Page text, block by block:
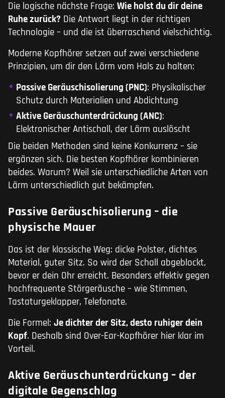
Die logische nächste Frage: Wie holst du dir deine
Ruhe zurück? Die Antwort liegt in der richtigen
Technologie – und die ist überraschend vielschichtig.
Moderne Kopfhörer setzen auf zwei verschiedene
Prinzipien, um dir den Lärm vom Hals zu halten:
Passive Geräuschisolierung (PNC): Physikalischer
Schutz durch Materialien und Abdichtung
Aktive Geräuschunterdrückung (ANC):
Elektronischer Antischall, der Lärm auslöscht
Die beiden Methoden sind keine Konkurrenz – sie
ergänzen sich. Die besten Kopfhörer kombinieren
beides. Warum? Weil sie unterschiedliche Arten von
Lärm unterschiedlich gut bekämpfen.
Passive Geräuschisolierung – die
physische Mauer
Das ist der klassische Weg: dicke Polster, dichtes
Material, guter Sitz. So wird der Schall abgeblockt,
bevor er dein Ohr erreicht. Besonders effektiv gegen
hochfrequente Störgeräusche – wie Stimmen,
Tastaturgeklapper, Telefonate.
Die Formel: Je dichter der Sitz, desto ruhiger dein
Kopf. Deshalb sind Over-Ear-Kopfhörer hier klar im
Vorteil.
Aktive Geräuschunterdrückung – der
digitale Gegenschlag